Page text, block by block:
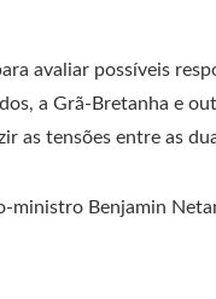
avaliar possíveis
a Grã-Bretanha e
as tensões entre as
Benjamin